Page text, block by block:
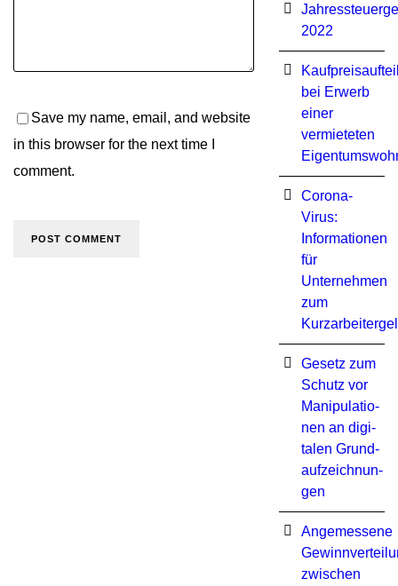
Save my name, email, and website
in this browser for the next time I
comment.
2022
bei Erwerb
einer
vermieteten
Corona-
Virus:
Informationen
für
Unternehmen
zum
Ge­setz zum
Schutz vor
Ma­ni­pu­la­tio­
nen an di­gi­
ta­len Grund­
auf­zeich­nun­
gen
Angemessene
zwischen